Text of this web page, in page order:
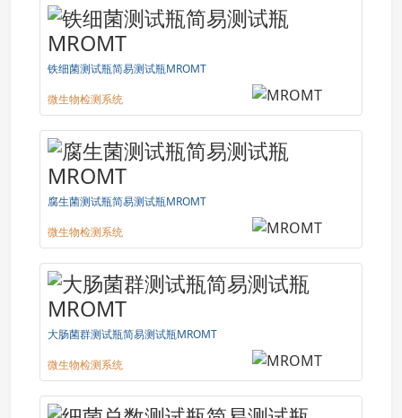
铁细菌测试瓶简易测试瓶MROMT
微生物检测系统
腐生菌测试瓶简易测试瓶MROMT
微生物检测系统
大肠菌群测试瓶简易测试瓶MROMT
微生物检测系统